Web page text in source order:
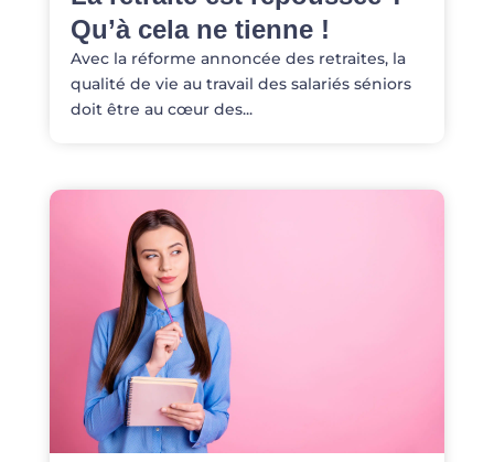
Qu’à cela ne tienne !
Avec la réforme annoncée des retraites, la
qualité de vie au travail des salariés séniors
doit être au cœur des...